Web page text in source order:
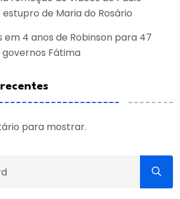
de Maria do Rosário
em 4 anos de Robinson para 47
Fátima
para mostrar.